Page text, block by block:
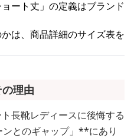
ョート丈」の定義はブランド
は、商品詳細のサイズ表を
理由
長靴レディースに後悔する
とのギャップ」**にあり